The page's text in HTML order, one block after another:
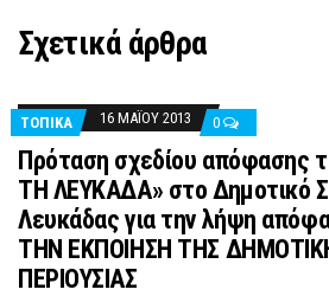
Σχετικά άρθρα
ΤΟΠΙΚΑ 16 ΜΑΪ́ΟΥ 2013 0
Πρόταση σχεδίου απόφασης
ΤΗ ΛΕΥΚΑΔΑ» στο Δημοτικό
Λευκάδας για την λήψη
ΤΗΝ ΕΚΠΟΙΗΣΗ ΤΗΣ
ΠΕΡΙΟΥΣΙΑΣ